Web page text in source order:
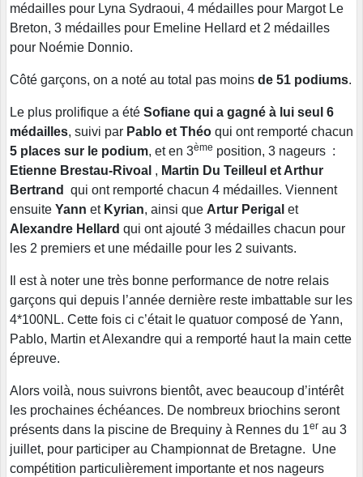
médailles pour Lyna Sydraoui, 4 médailles pour Margot Le
Breton, 3 médailles pour Emeline Hellard et 2 médailles
pour Noémie Donnio.
Côté garçons, on a noté au total pas moins de 51 podiums.
Le plus prolifique a été Sofiane qui a gagné à lui seul 6
médailles, suivi par Pablo et Théo qui ont remporté chacun
5 places sur le podium, et en 3ème position, 3 nageurs :
Etienne Brestau-Rivoal , Martin Du Teilleul et Arthur
Bertrand
qui ont remporté chacun 4 médailles. Viennent
ensuite Yann et Kyrian, ainsi que Artur Perigal et
Alexandre Hellard qui ont ajouté 3 médailles chacun pour
les 2 premiers et une médaille pour les 2 suivants.
Il est à noter une très bonne performance de notre relais
garçons qui depuis l’année dernière reste imbattable sur les
4*100NL. Cette fois ci c’était le quatuor composé de Yann,
Pablo, Martin et Alexandre qui a remporté haut la main cette
épreuve.
Alors voilà, nous suivrons bientôt, avec beaucoup d’intérêt
les prochaines échéances. De nombreux briochins seront
présents dans la piscine de Brequiny à Rennes du 1er au 3
juillet, pour participer au Championnat de Bretagne. Une
compétition particulièrement importante et nos nageurs